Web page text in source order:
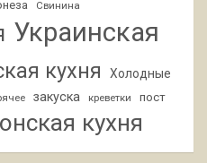
Свинина
Украинская
кухня
Холодные
закуска креветки пост
кухня